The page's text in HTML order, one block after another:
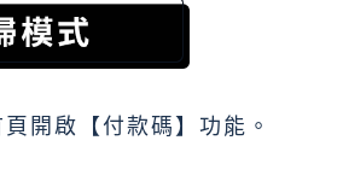
開啟【付款碼】功能。